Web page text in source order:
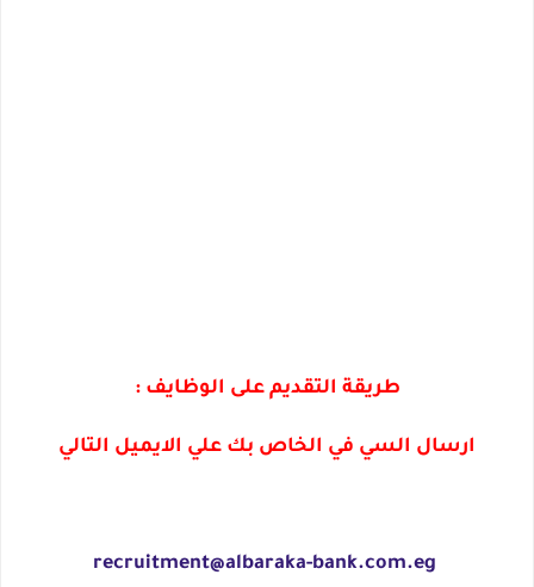
طريقة التقديم على الوظايف :
ارسال السي في الخاص بك علي الايميل التالي
recruitment@albaraka-bank.com.eg